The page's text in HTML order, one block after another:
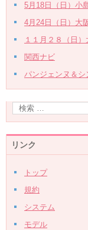
5月18日（日）小
4月24日（日）大
１１月２８（日
関西ナビ
パンジェンヌ＆
リンク
トップ
規約
システム
モデル